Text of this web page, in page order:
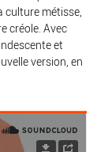
culture métisse,
créole. Avec
et
version, en